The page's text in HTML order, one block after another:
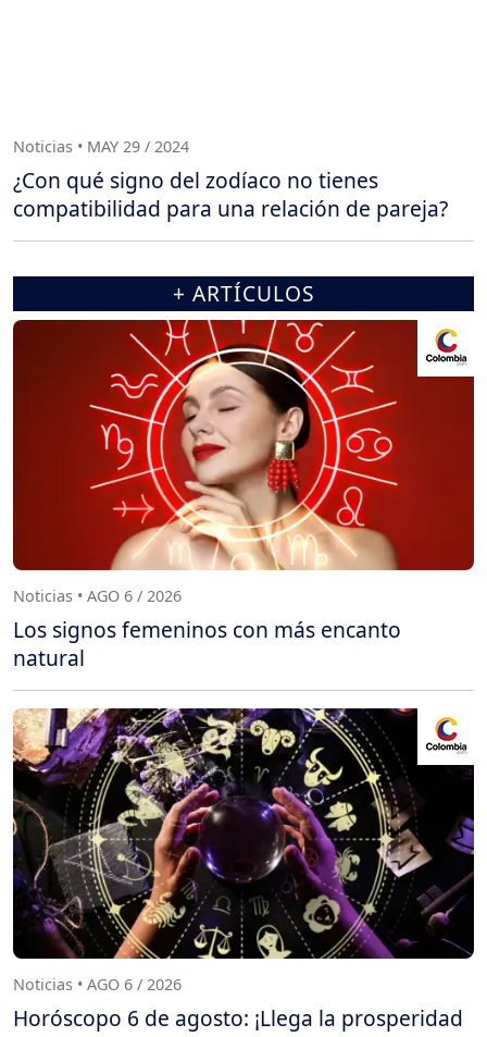
Noticias • MAY 29 / 2024
¿Con qué signo del zodíaco no tienes
compatibilidad para una relación de pareja?
+ ARTÍCULOS
Noticias • AGO 6 / 2026
Los signos femeninos con más encanto
natural
Noticias • AGO 6 / 2026
Horóscopo 6 de agosto: ¡Llega la prosperidad